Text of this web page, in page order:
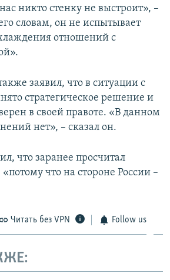
никто стенку не выстроит», –
словам, он не испытывает
отношений с
заявил, что в ситуации с
стратегическое решение и
в своей правоте. «В данном
нет», – сказал он.
что заранее просчитал
«потому что на стороне России –
Читать без VPN Follow us